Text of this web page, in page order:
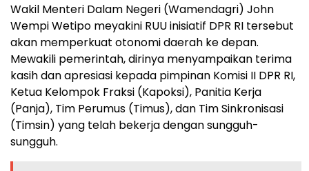
Wakil Menteri Dalam Negeri (Wamendagri) John
Wempi Wetipo meyakini RUU inisiatif DPR RI tersebut
akan memperkuat otonomi daerah ke depan.
Mewakili pemerintah, dirinya menyampaikan terima
kasih dan apresiasi kepada pimpinan Komisi II DPR RI,
Ketua Kelompok Fraksi (Kapoksi), Panitia Kerja
(Panja), Tim Perumus (Timus), dan Tim Sinkronisasi
(Timsin) yang telah bekerja dengan sungguh-
sungguh.